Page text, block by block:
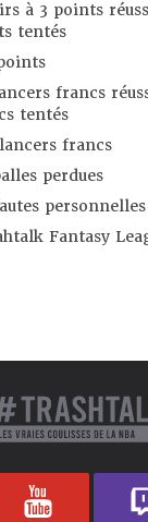
à 3 points
tentés
francs
tentés
francs
perdues
personnelles
Fantasy